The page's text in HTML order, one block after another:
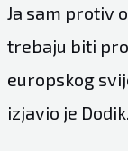
Ja sam protiv
trebaju biti
europskog
izjavio je Dodik.